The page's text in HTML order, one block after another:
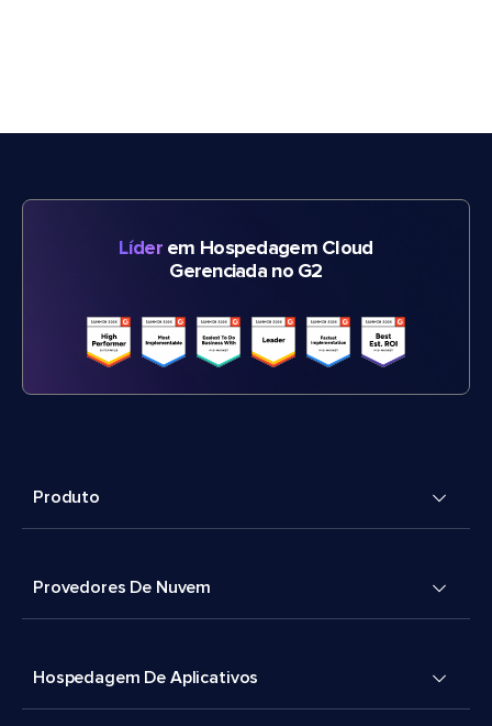
Líderem Hospedagem Cloud
Gerenciada no G2
Produto
Provedores De Nuvem
Hospedagem De Aplicativos